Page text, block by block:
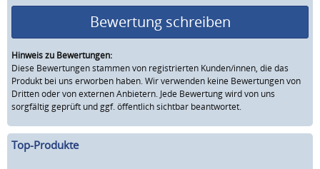
Bewertung schreiben
Hinweis zu Bewertungen:
Diese Bewertungen stammen von registrierten Kunden/innen, die das
Produkt bei uns erworben haben. Wir verwenden keine Bewertungen von
Dritten oder von externen Anbietern. Jede Bewertung wird von uns
sorgfältig geprüft und ggf. öffentlich sichtbar beantwortet.
Top-Produkte